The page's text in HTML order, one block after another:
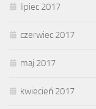
lipiec 2017
czerwiec 2017
maj 2017
kwiecień 2017